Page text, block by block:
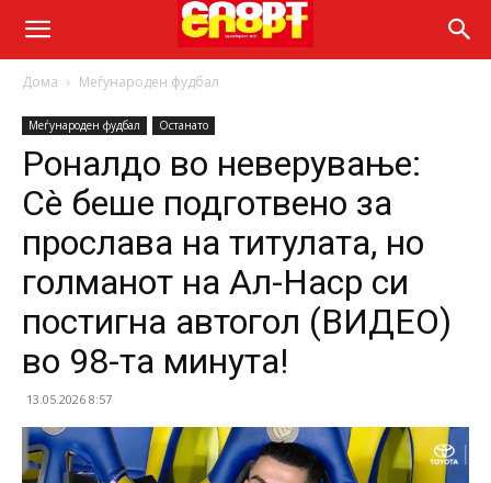
Дома Меѓународен фудбал
Меѓународен фудбал Останато
Роналдо во неверување:
Сè беше подготвено за
прослава на титулата, но
голманот на Ал-Наср си
постигна автогол (ВИДЕО)
во 98-та минута!
13.05.2026 8:57